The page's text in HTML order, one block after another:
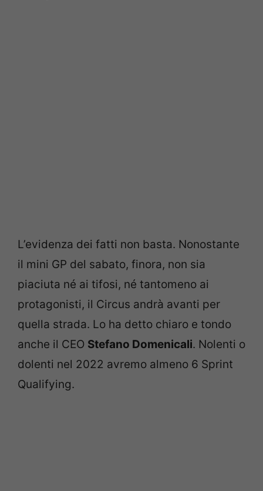
L’evidenza dei fatti non basta. Nonostante
il mini GP del sabato, finora, non sia
piaciuta né ai tifosi, né tantomeno ai
protagonisti, il Circus andrà avanti per
quella strada. Lo ha detto chiaro e tondo
anche il CEO Stefano Domenicali. Nolenti o
dolenti nel 2022 avremo almeno 6 Sprint
Qualifying.